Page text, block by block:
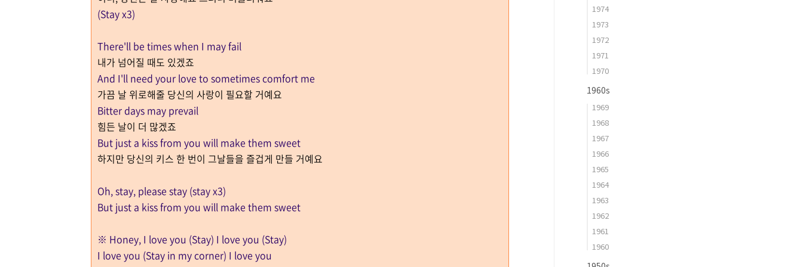
(Stay x3)
There'll be times when I may fail
내가 넘어질 때도 있겠죠
And I'll need your love to sometimes comfort me
가끔 날 위로해줄 당신의 사랑이 필요할 거예요
Bitter days may prevail
힘든 날이 더 많겠죠
But just a kiss from you will make them sweet
하지만 당신의 키스 한 번이 그날들을 즐겁게 만들 거예요
Oh, stay, please stay (stay x3)
But just a kiss from you will make them sweet
※ Honey, I love you (Stay) I love you (Stay)
I love you (Stay in my corner) I love you
1974
1973
1972
1971
1970
1960s
1969
1968
1967
1966
1965
1964
1963
1962
1961
1960